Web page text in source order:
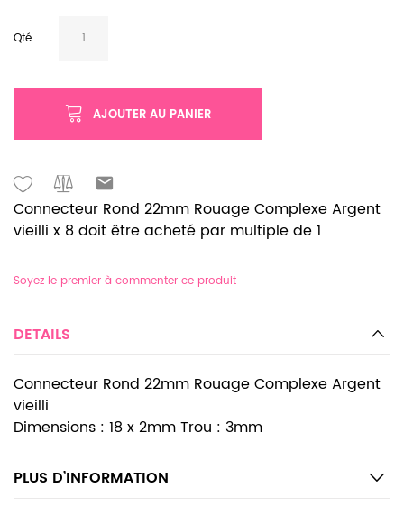
Qté
AJOUTER AU PANIER
Connecteur Rond 22mm Rouage Complexe Argent
vieilli x 8 doit être acheté par multiple de 1
Soyez le premier à commenter ce produit
DETAILS
Connecteur Rond 22mm Rouage Complexe Argent
vieilli
Dimensions : 18 x 2mm Trou : 3mm
PLUS D’INFORMATION